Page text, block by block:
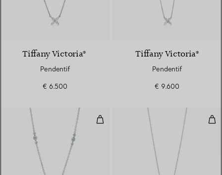
2 Matériaux
Tiffany Victoria®
Pendentif
€ 6.500
Tiffany Victoria®
Pendentif
€ 9.600
Pendentif en corolle de fleur